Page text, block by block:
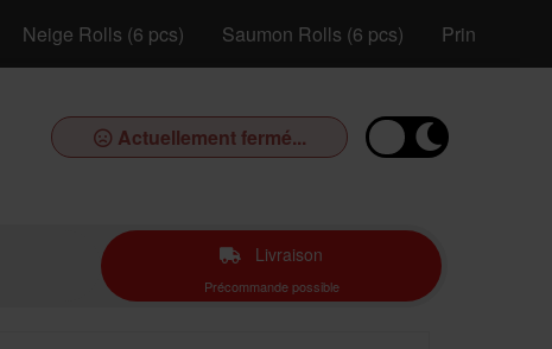
Neige Rolls (6 pcs) Saumon Rolls (6 pcs) Printemps
Actuellement fermé...
Livraison
Précommande possible